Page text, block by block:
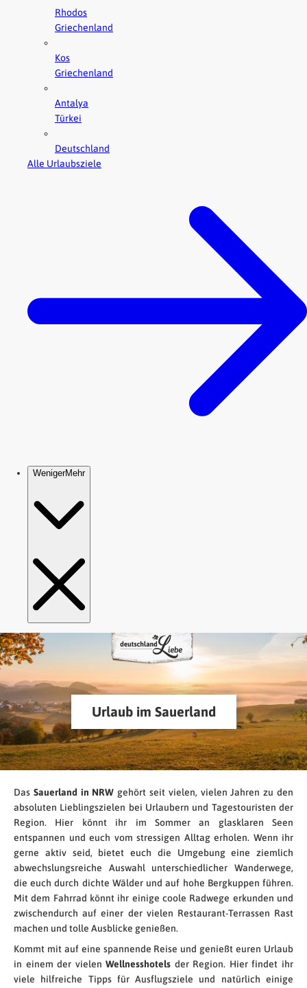
Urlaub im Sauerland
Das Sauerland in NRW gehört seit vielen, vielen Jahren zu den
absoluten Lieblingszielen bei Urlaubern und Tagestouristen der
Region. Hier könnt ihr im Sommer an glasklaren Seen
entspannen und euch vom stressigen Alltag erholen. Wenn ihr
gerne aktiv seid, bietet euch die Umgebung eine ziemlich
abwechslungsreiche Auswahl unterschiedlicher Wanderwege,
die euch durch dichte Wälder und auf hohe Bergkuppen führen.
Mit dem Fahrrad könnt ihr einige coole Radwege erkunden und
zwischendurch auf einer der vielen Restaurant-Terrassen Rast
machen und tolle Ausblicke genießen.
Kommt mit auf eine spannende Reise und genießt euren Urlaub
in einem der vielenWellnesshotels der Region. Hier findet ihr
viele hilfreiche Tipps für Ausflugsziele und natürlich einige